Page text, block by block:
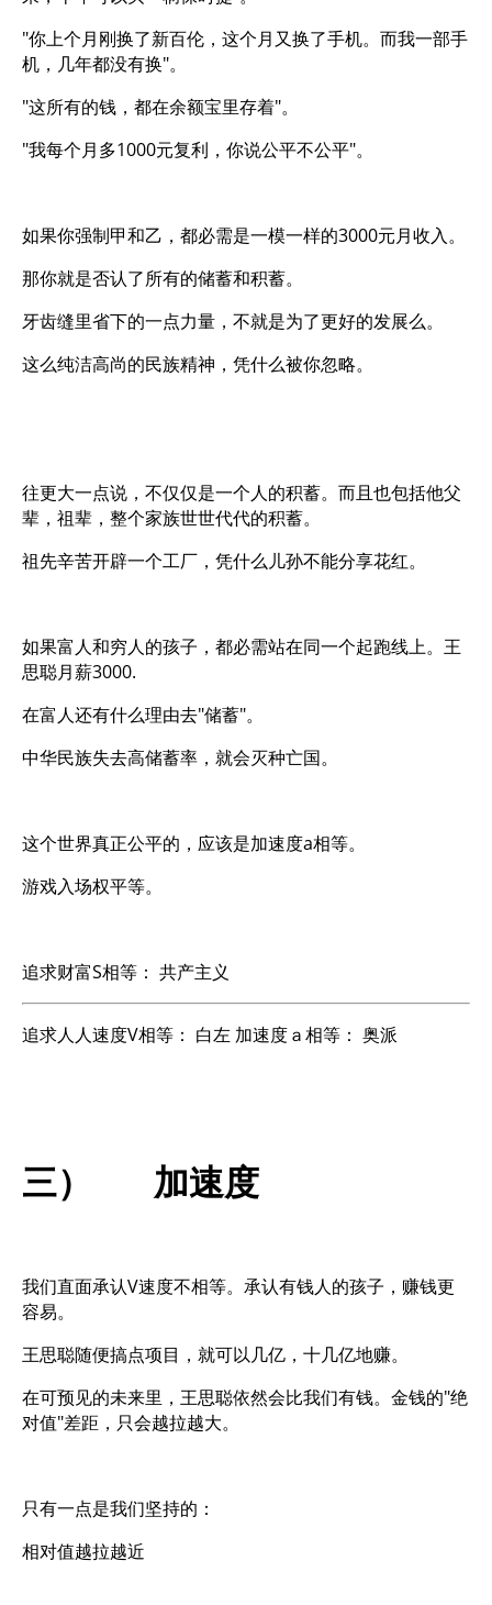
"你上个月刚换了新百伦，这个月又换了手机。而我一部手
机，几年都没有换"。
"这所有的钱，都在余额宝里存着"。
"我每个月多1000元复利，你说公平不公平"。
如果你强制甲和乙，都必需是一模一样的3000元月收入。
那你就是否认了所有的储蓄和积蓄。
牙齿缝里省下的一点力量，不就是为了更好的发展么。
这么纯洁高尚的民族精神，凭什么被你忽略。
往更大一点说，不仅仅是一个人的积蓄。而且也包括他父
辈，祖辈，整个家族世世代代的积蓄。
祖先辛苦开辟一个工厂，凭什么儿孙不能分享花红。
如果富人和穷人的孩子，都必需站在同一个起跑线上。王
思聪月薪3000.
在富人还有什么理由去"储蓄"。
中华民族失去高储蓄率，就会灭种亡国。
这个世界真正公平的，应该是加速度a相等。
游戏入场权平等。
追求财富S相等： 共产主义
追求人人速度V相等： 白左 加速度ａ相等： 奥派
三） 加速度
我们直面承认V速度不相等。承认有钱人的孩子，赚钱更
容易。
王思聪随便搞点项目，就可以几亿，十几亿地赚。
在可预见的未来里，王思聪依然会比我们有钱。金钱的"绝
对值"差距，只会越拉越大。
只有一点是我们坚持的：
相对值越拉越近